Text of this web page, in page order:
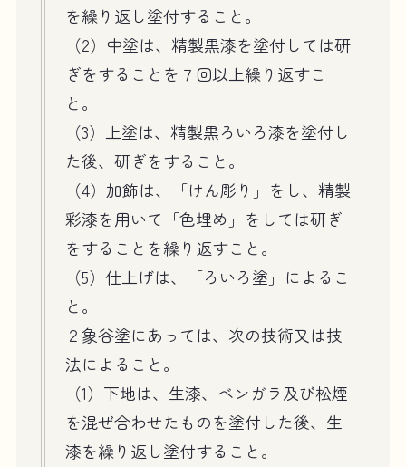
を繰り返し塗付すること。
（2）中塗は、精製黒漆を塗付しては研
ぎをすることを７回以上繰り返すこ
と。
（3）上塗は、精製黒ろいろ漆を塗付し
た後、研ぎをすること。
（4）加飾は、「けん彫り」をし、精製
彩漆を用いて「色埋め」をしては研ぎ
をすることを繰り返すこと。
（5）仕上げは、「ろいろ塗」によるこ
と。
２象谷塗にあっては、次の技術又は技
法によること。
（1）下地は、生漆、ベンガラ及び松煙
を混ぜ合わせたものを塗付した後、生
漆を繰り返し塗付すること。